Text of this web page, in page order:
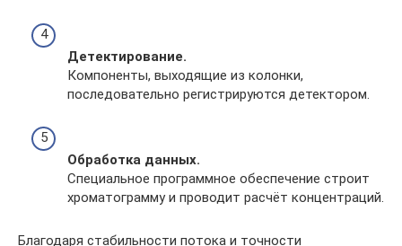
Детектирование.
Компоненты, выходящие из колонки,
последовательно регистрируются детектором.
Обработка данных.
Специальное программное обеспечение строит
хроматограмму и проводит расчёт концентраций.
Благодаря стабильности потока и точности